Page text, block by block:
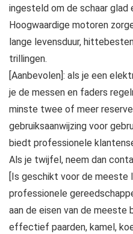
ingesteld om de schaar glad
Hoogwaardige motoren
lange levensduur,
trillingen.
[Aanbevolen]: als je een
je de messen en faders
minste twee of meer
gebruiksaanwijzing voor
biedt professionele
Als je twijfel, neem dan
[Is geschikt voor de meeste
professionele
aan de eisen van de meeste
effectief paarden, kamel,